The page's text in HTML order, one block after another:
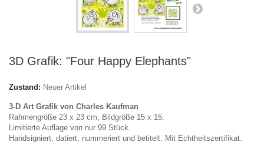
3D Grafik: "Four Happy Elephants"
Zustand: Neuer Artikel
3-D Art Grafik von Charles Kaufman
Rahmengröße 23 x 23 cm; Bildgröße 15 x 15.
Limitierte Auflage von nur 99 Stück.
Handsigniert, datiert, nummeriert und betitelt. Mit Echtheitszertifikat.